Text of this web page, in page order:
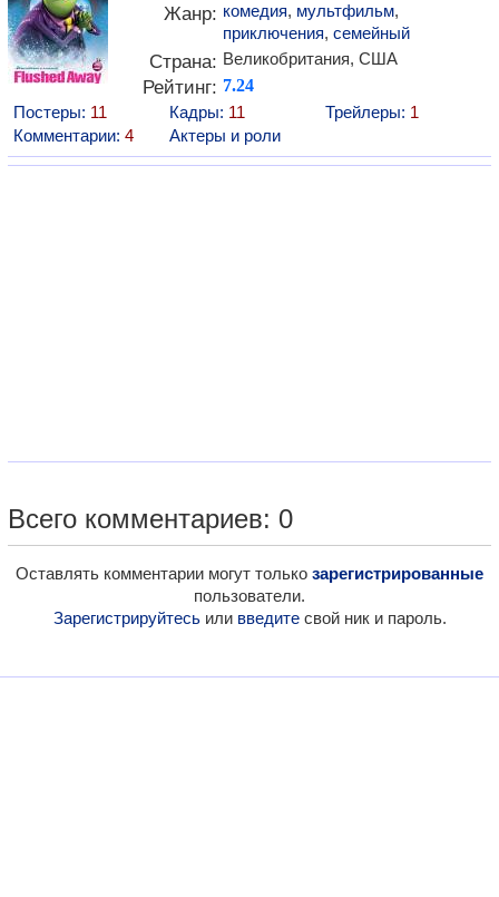
Жанр: комедия, мультфильм,
приключения, семейный
Страна: Великобритания, США
Рейтинг: 7.24
Постеры: 11 Кадры: 11 Трейлеры: 1
Комментарии: 4 Актеры и роли
Всего комментариев: 0
Оставлять комментарии могут только зарегистрированные
пользователи.
Зарегистрируйтесьили введитесвой ник и пароль.